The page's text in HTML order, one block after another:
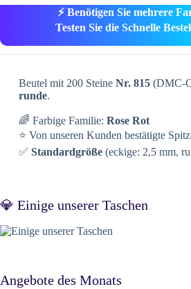
⚡ Benötigen Sie mehrere
Testen Sie die Schnelle
Beutel mit 200 Steine Nr. 815(DMC-
runde.
🌈 Farbige Familie: Rose Rot
⭐ Von unseren Kunden bestätigte
✅ Standardgröße(eckige: 2,5 mm,
💎 Einige unserer Taschen
Angebote des Monats